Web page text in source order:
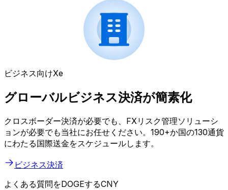
ビジネス向けXe
グローバルビジネス決済が簡素化
クロスボーダー決済が必要でも、FXリスク管理ソリューシ
ョンが必要でも当社にお任せください。190+か国の130通貨
にわたる国際送金をスケジュールします。
ビジネス決済
よくある質問をDOGEするCNY